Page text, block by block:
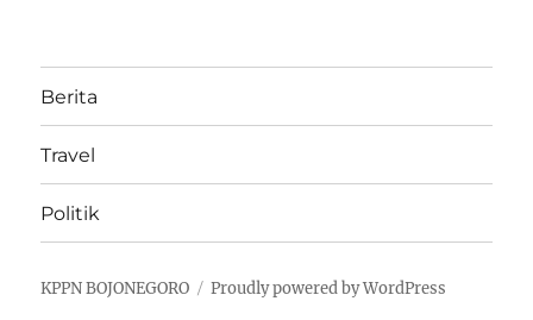
Berita
Travel
Politik
KPPN BOJONEGORO Proudly powered by WordPress